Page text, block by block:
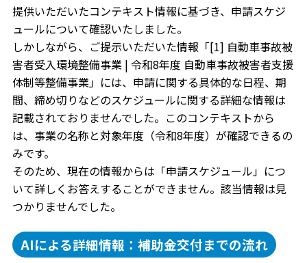
提供いただいたコンテキスト情報に基づき、申請スケジ
ュールについて確認いたしました。
しかしながら、ご提示いただいた情報「[1] 自動車事故被
害者受入環境整備事業 | 令和8年度 自動車事故被害者支援
体制等整備事業」には、申請に関する具体的な日程、期
間、締め切りなどのスケジュールに関する詳細な情報は
記載されておりませんでした。このコンテキストから
は、事業の名称と対象年度（令和8年度）が確認できるの
みです。
そのため、現在の情報からは「申請スケジュール」につ
いて詳しくお答えすることができません。該当情報は見
つかりませんでした。
AIによる詳細情報：補助金交付までの流れ